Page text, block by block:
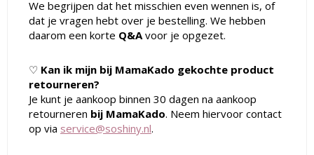
We begrijpen dat het misschien even wennen is, of
dat je vragen hebt over je bestelling. We hebben
daarom een korte Q&Avoor je opgezet.
♡ Kan ik mijn bij MamaKado gekochte product
retourneren?
Je kunt je aankoop binnen 30 dagen na aankoop
retourneren bij MamaKado. Neem hiervoor contact
op via service@soshiny.nl.